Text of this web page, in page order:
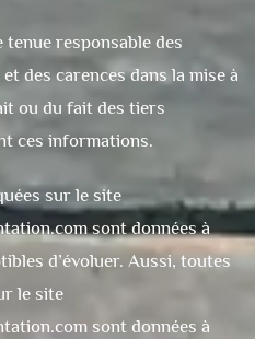
responsable des
des carences dans la mise à
ou du fait des tiers
ces informations.
sur le site
sont données à
d’évoluer. Aussi, toutes
le site
sont données à